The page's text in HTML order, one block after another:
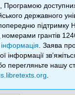
Програмою
державного
підтримку
номерами грантів
. Заява
інформації
перегляньте нашу